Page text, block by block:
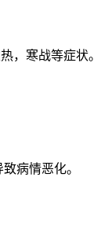
寒战等症状。
病情恶化。